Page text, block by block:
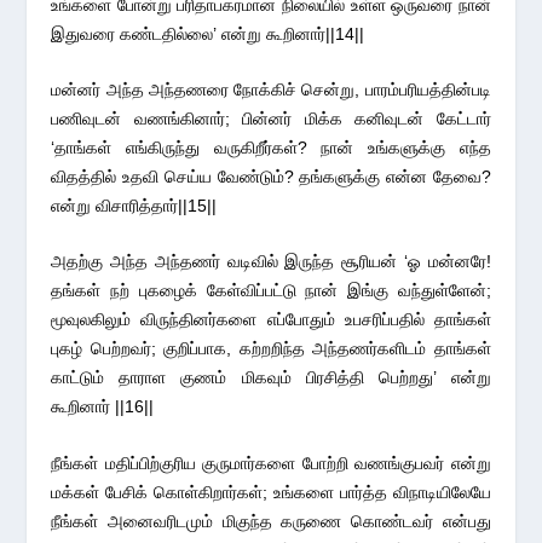
உங்களை போன்று பரிதாபகரமான நிலையில் உள்ள ஒருவரை நான்
இதுவரை கண்டதில்லை’ என்று கூறினார்||14||
மன்னர் அந்த அந்தணரை நோக்கிச் சென்று, பாரம்பரியத்தின்படி
பணிவுடன் வணங்கினார்; பின்னர் மிக்க கனிவுடன் கேட்டார்
‘தாங்கள் எங்கிருந்து வருகிறீர்கள்? நான் உங்களுக்கு எந்த
விதத்தில் உதவி செய்ய வேண்டும்? தங்களுக்கு என்ன தேவை?
என்று விசாரித்தார்||15||
அதற்கு அந்த அந்தணர் வடிவில் இருந்த சூரியன் ‘ஓ மன்னரே!
தங்கள் நற் புகழைக் கேள்விப்பட்டு நான் இங்கு வந்துள்ளேன்;
மூவுலகிலும் விருந்தினர்களை எப்போதும் உபசரிப்பதில் தாங்கள்
புகழ் பெற்றவர்; குறிப்பாக, கற்றறிந்த அந்தணர்களிடம் தாங்கள்
காட்டும் தாராள குணம் மிகவும் பிரசித்தி பெற்றது’ என்று
கூறினார் ||16||
நீங்கள் மதிப்பிற்குரிய குருமார்களை போற்றி வணங்குபவர் என்று
மக்கள் பேசிக் கொள்கிறார்கள்; உங்களை பார்த்த விநாடியிலேயே
நீங்கள் அனைவரிடமும் மிகுந்த கருணை கொண்டவர் என்பது